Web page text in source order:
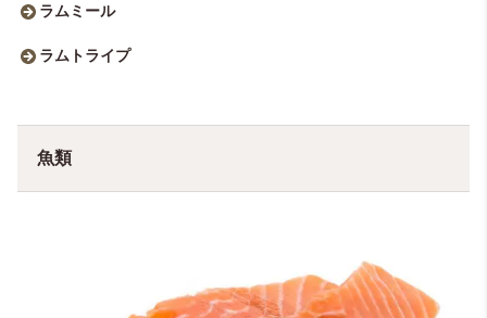
ラムミール
ラムトライプ
魚類